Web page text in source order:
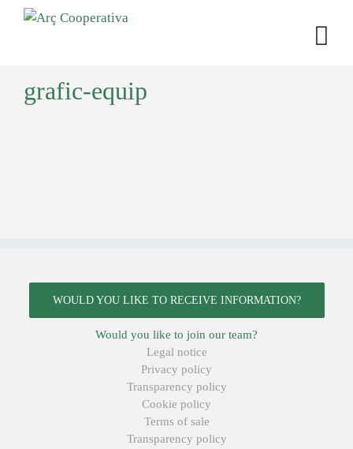
grafic-equip
WOULD YOU LIKE TO RECEIVE INFORMATION?
Would you like to join our team?
Legal notice
Privacy policy
Transparency policy
Cookie policy
Terms of sale
Transparency policy